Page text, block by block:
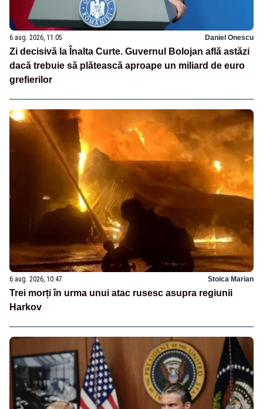
6 aug. 2026, 11:05 Daniel Onescu
Zi decisivă la Înalta Curte. Guvernul Bolojan află astăzi
dacă trebuie să plătească aproape un miliard de euro
grefierilor
6 aug. 2026, 10:47 Stoica Marian
Trei morți în urma unui atac rusesc asupra regiunii
Harkov